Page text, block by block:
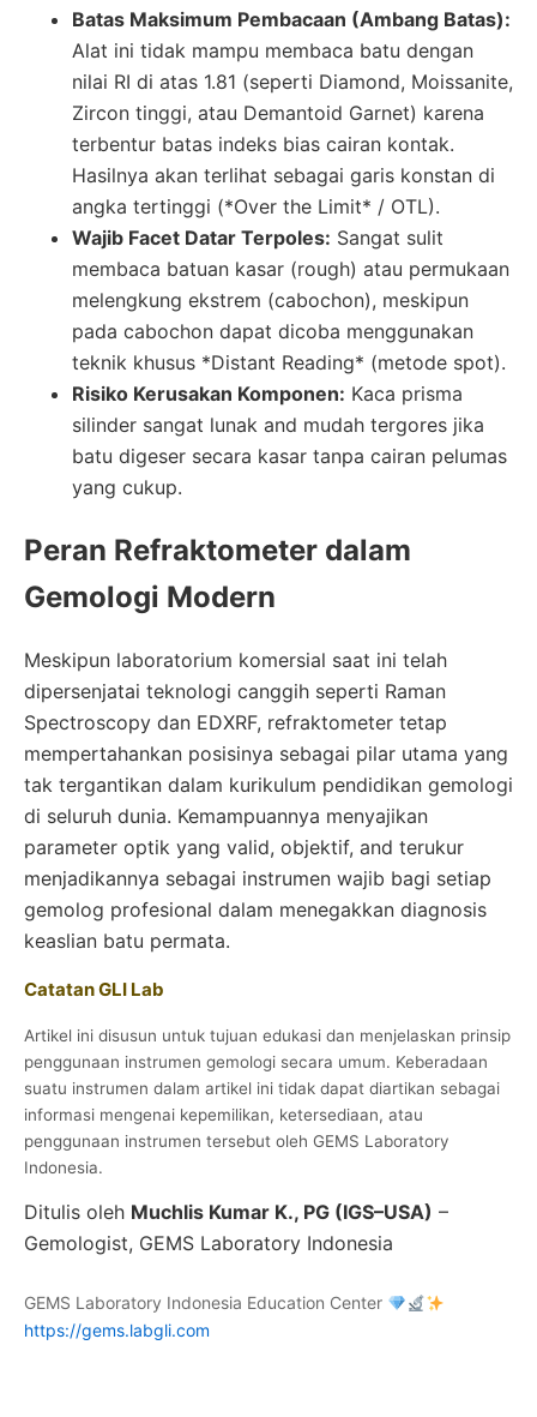
Batas Maksimum Pembacaan (Ambang Batas):
Alat ini tidak mampu membaca batu dengan
nilai RI di atas 1.81 (seperti Diamond, Moissanite,
Zircon tinggi, atau Demantoid Garnet) karena
terbentur batas indeks bias cairan kontak.
Hasilnya akan terlihat sebagai garis konstan di
angka tertinggi (*Over the Limit* / OTL).
Wajib Facet Datar Terpoles: Sangat sulit
membaca batuan kasar (rough) atau permukaan
melengkung ekstrem (cabochon), meskipun
pada cabochon dapat dicoba menggunakan
teknik khusus *Distant Reading* (metode spot).
Risiko Kerusakan Komponen: Kaca prisma
silinder sangat lunak and mudah tergores jika
batu digeser secara kasar tanpa cairan pelumas
yang cukup.
Peran Refraktometer dalam
Gemologi Modern
Meskipun laboratorium komersial saat ini telah
dipersenjatai teknologi canggih seperti Raman
Spectroscopy dan EDXRF, refraktometer tetap
mempertahankan posisinya sebagai pilar utama yang
tak tergantikan dalam kurikulum pendidikan gemologi
di seluruh dunia. Kemampuannya menyajikan
parameter optik yang valid, objektif, and terukur
menjadikannya sebagai instrumen wajib bagi setiap
gemolog profesional dalam menegakkan diagnosis
keaslian batu permata.
Catatan GLI Lab
Artikel ini disusun untuk tujuan edukasi dan menjelaskan prinsip
penggunaan instrumen gemologi secara umum. Keberadaan
suatu instrumen dalam artikel ini tidak dapat diartikan sebagai
informasi mengenai kepemilikan, ketersediaan, atau
penggunaan instrumen tersebut oleh GEMS Laboratory
Indonesia.
Ditulis oleh Muchlis Kumar K., PG (IGS–USA) –
Gemologist, GEMS Laboratory Indonesia
GEMS Laboratory Indonesia Education Center
https://gems.labgli.com